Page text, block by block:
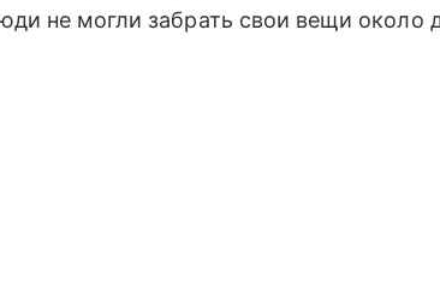
не могли забрать свои вещи около